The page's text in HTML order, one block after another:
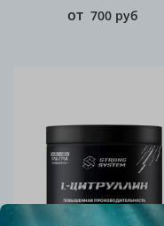
от 700 руб